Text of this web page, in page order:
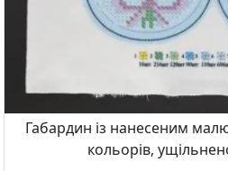
Габардин із нанесеним
кольорів,